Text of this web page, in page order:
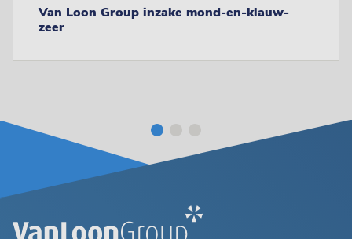
Van Loon Group inzake mond-en-klauw-
zeer